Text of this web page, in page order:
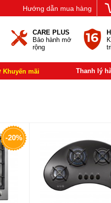
Hướng dẫn mua hàng
CARE PLUS
Bảo hành mở
rộng
Khuyến mãi Thanh lý
-20%